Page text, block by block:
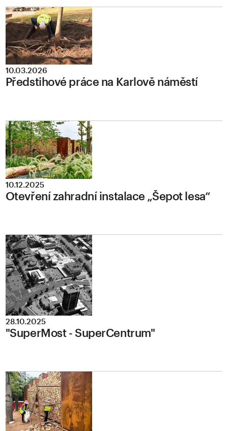
10.03.2026
Předstihové práce na Karlově náměstí
10.12.2025
Otevření zahradní instalace „Šepot lesa“
28.10.2025
"SuperMost - SuperCentrum"